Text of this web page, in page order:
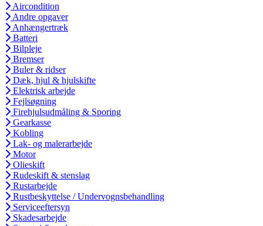
Aircondition
Andre opgaver
Anhængertræk
Batteri
Bilpleje
Bremser
Buler & ridser
Dæk, hjul & hjulskifte
Elektrisk arbejde
Fejlsøgning
Firehjulsudmåling & Sporing
Gearkasse
Kobling
Lak- og malerarbejde
Motor
Olieskift
Rudeskift & stenslag
Rustarbejde
Rustbeskyttelse / Undervognsbehandling
Serviceeftersyn
Skadesarbejde